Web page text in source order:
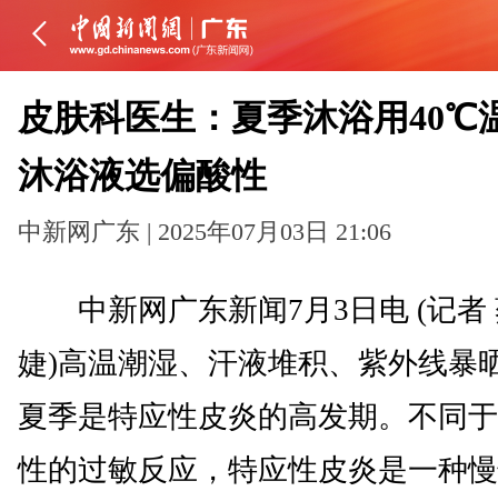
皮肤科医生：夏季沐浴用40℃
沐浴液选偏酸性
中新网广东 | 2025年07月03日 21:06
中新网广东新闻7月3日电 (记者
婕)高温潮湿、汗液堆积、紫外线
夏季是特应性皮炎的高发期。不同
性的过敏反应，特应性皮炎是一种